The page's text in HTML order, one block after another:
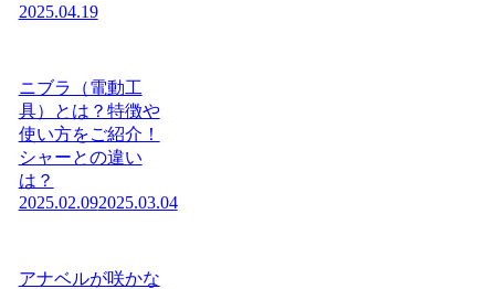
2025.04.19
ニブラ（電動工
具）とは？特徴や
使い方をご紹介！
シャーとの違い
は？
2025.02.092025.03.04
アナベルが咲かな